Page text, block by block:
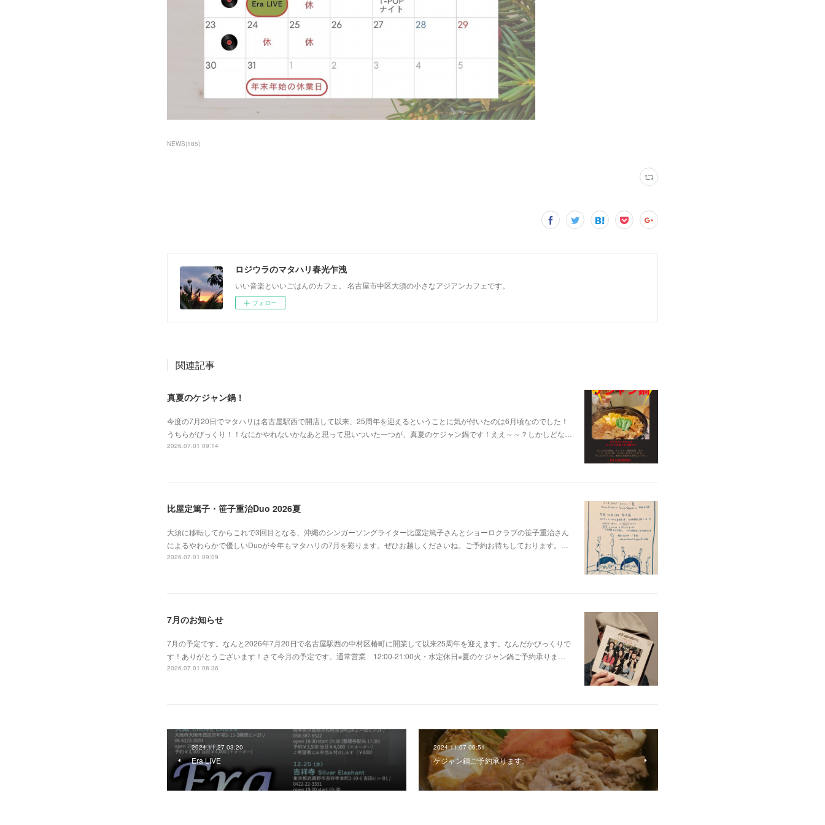
NEWS(185)
ロジウラのマタハリ春光乍洩
いい音楽といいごはんのカフェ。 名古屋市中区大須の小さなアジアンカフェです。
フォロー
関連記事
真夏のケジャン鍋！
今度の7月20日でマタハリは名古屋駅西で開店して以来、25周年を迎えるということに気が付いたのは6月頃なのでした！
うちらがびっくり！！なにかやれないかなあと思って思いついた一つが、真夏のケジャン鍋です！ええ～～？しかしどな…
2026.07.01 09:14
比屋定篤子・笹子重治Duo 2026夏
大須に移転してからこれで3回目となる、沖縄のシンガーソングライター比屋定篤子さんとショーロクラブの笹子重治さん
によるやわらかで優しいDuoが今年もマタハリの7月を彩ります。ぜひお越しくださいね。ご予約お待ちしております。…
2026.07.01 09:09
7月のお知らせ
7月の予定です。なんと2026年7月20日で名古屋駅西の中村区椿町に開業して以来25周年を迎えます。なんだかびっくりで
す！ありがとうございます！さて今月の予定です。通常営業 12:00-21:00火・水定休日※夏のケジャン鍋ご予約承りま…
2026.07.01 08:36
2024.11.27 03:20
Era LIVE
2024.11.07 06:51
ケジャン鍋ご予約承ります。